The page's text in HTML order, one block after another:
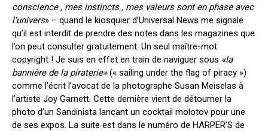
conscience , mes instincts , mes valeurs sont en phase avec
l’univers» – quand le kiosquier d’Universal News me signale
qu’il est interdit de prendre des notes dans les magazines que
l’on peut consulter gratuitement. Un seul maître-mot:
copyright ! Je suis en effet en train de naviguer sous «la
bannière de la piraterie»(« sailing under the flag of piracy »)
comme l’écrit l’avocat de la photographe Susan Meiselas à
l’artiste Joy Garnett. Cette dernière vient de détourner la
photo d’un Sandinista lancant un cocktail molotov pour une
de ses expos. La suite est dans le numéro de HARPER’S de